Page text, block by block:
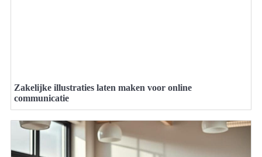
Zakelijke illustraties laten maken voor online
communicatie